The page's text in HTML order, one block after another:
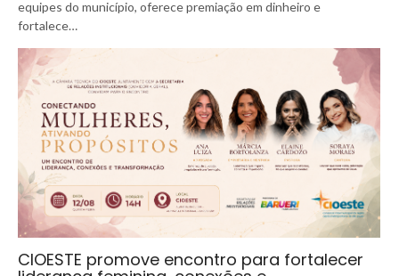
equipes do município, oferece premiação em dinheiro e
fortalece…
CIOESTE promove encontro para fortalecer